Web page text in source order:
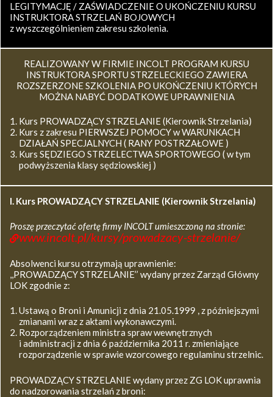
LEGITYMACJĘ / ZAŚWIADCZENIE O UKOŃCZENIU KURSU
INSTRUKTORA STRZELAŃ BOJOWYCH
z wyszczególnieniem zakresu szkolenia.
REALIZOWANY W FIRMIE INCOLT PROGRAM KURSU
INSTRUKTORA SPORTU STRZELECKIEGO ZAWIERA
ROZSZERZONE SZKOLENIA PO UKOŃCZENIU KTÓRYCH
MOŻNA NABYĆ DODATKOWE UPRAWNIENIA
Kurs PROWADZĄCY STRZELANIE (Kierownik Strzelania)
Kurs z zakresu PIERWSZEJ POMOCY w WARUNKACH
DZIAŁAŃ SPECJALNYCH ( RANY POSTRZAŁOWE )
Kurs SĘDZIEGO STRZELECTWA SPORTOWEGO ( w tym
podwyższenia klasy sędziowskiej )
I. Kurs PROWADZĄCY STRZELANIE (Kierownik Strzelania)
Proszę przeczytać ofertę firmy INCOLT umieszczoną na stronie:
www.incolt.pl/kursy/prowadzacy-strzelanie/
Absolwenci kursu otrzymają uprawnienie:
,,PROWADZĄCY STRZELANIE’’ wydany przez Zarząd Główny
LOK zgodnie z:
Ustawą o Broni i Amunicji z dnia 21.05.1999 , z późniejszymi
zmianami wraz z aktami wykonawczymi.
Rozporządzeniem ministra spraw wewnętrznych
i administracji z dnia 6 października 2011 r. zmieniające
rozporządzenie w sprawie wzorcowego regulaminu strzelnic.
PROWADZĄCY STRZELANIE wydany przez ZG LOK uprawnia
do nadzorowania strzelań z broni: